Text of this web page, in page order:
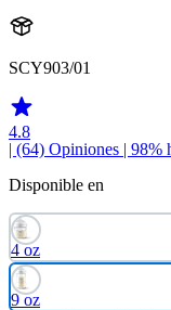
SCY903/01
4.8
| (64) Opiniones | 98%
Disponible en
4 oz
9 oz